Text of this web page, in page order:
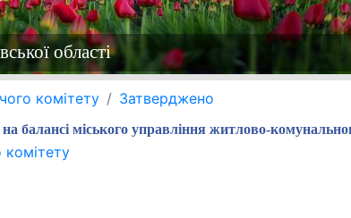
області
комітету Затверджено
балансі міського управління житлово-
комітету